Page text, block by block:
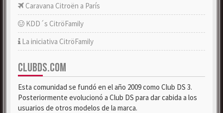
Caravana Citroën a París
KDD´s CitröFamily
La iniciativa CitröFamily
CLUBDS.COM
Esta comunidad se fundó en el año 2009 como Club DS 3.
Posteriormente evolucionó a Club DS para dar cabida a los
usuarios de otros modelos de la marca.